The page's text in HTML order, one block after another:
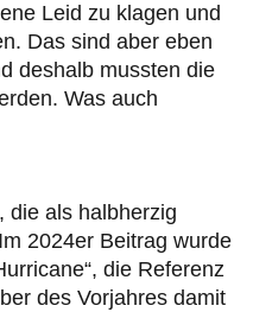
Leid zu klagen und
Das sind aber eben
deshalb mussten die
Was auch
die als halbherzig
2024er Beitrag wurde
die Referenz
des Vorjahres damit